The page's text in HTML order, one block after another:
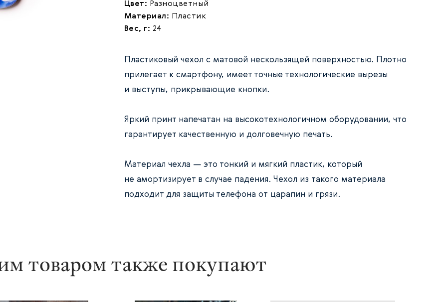
Цвет: Разноцветный
Материал: Пластик
Вес, г: 24
Пластиковый чехол с матовой нескользящей поверхностью. Плотно
прилегает к смартфону, имеет точные технологические вырезы
и выступы, прикрывающие кнопки.
Яркий принт напечатан на высокотехнологичном оборудовании, что
гарантирует качественную и долговечную печать.
Материал чехла — это тонкий и мягкий пластик, который
не амортизирует в случае падения. Чехол из такого материала
подходит для защиты телефона от царапин и грязи.
товаром также покупают